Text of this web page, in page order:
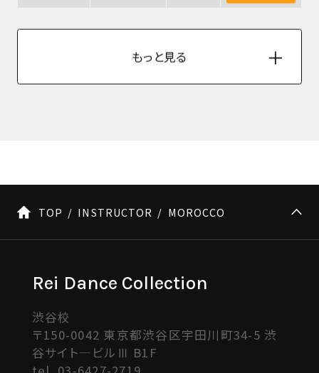
もっと見る
TOP INSTRUCTOR MOROCCO
Rei Dance Collection
渋谷校
〒150-0042 東京都渋谷区宇田川町34-5 渋
谷サイト―ビルⅢ B1F